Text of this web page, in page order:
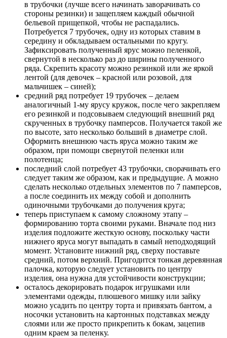
в трубочки (лучше всего начинать заворачивать со
стороны резинки) и защепляем каждый обычной
бельевой прищепкой, чтобы не распадались.
Потребуется 7 трубочек, одну из которых ставим в
середину и обкладываем остальными по кругу.
Зафиксировать полученный ярус можно пеленкой,
свернутой в несколько раз до ширины полученного
ряда. Скрепить красоту можно резинкой или же яркой
лентой (для девочек – красной или розовой, для
мальчишек – синей);
средний ряд потребует 19 трубочек – делаем
аналогичный 1-му ярусу кружок, после чего закрепляем
его резинкой и подсовываем следующий внешний ряд
скрученных в трубочку памперсов. Получается такой же
по высоте, зато несколько больший в диаметре слой.
Оформить внешнюю часть яруса можно таким же
образом, при помощи свернутой пеленки или
полотенца;
последний слой потребует 43 трубочки, сворачивать его
следует таким же образом, как и предыдущие. А можно
сделать несколько отдельных элементов по 7 памперсов,
а после соединить их между собой и дополнить
одиночными трубочками до получения круга;
теперь приступаем к самому сложному этапу –
формированию торта своими руками. Вначале под низ
изделия подложите жесткую основу, поскольку части
нижнего яруса могут выпадать в самый неподходящий
момент. Установите нижний ряд, сверху поставьте
средний, потом верхний. Пригодится тонкая деревянная
палочка, которую следует установить по центру
изделия, она нужна для устойчивости конструкции;
осталось декорировать подарок игрушками или
элементами одежды, плюшевого мишку или зайку
можно усадить по центру торта и привязать бантом, а
носочки установить на картонных подставках между
слоями или же просто прикрепить к бокам, зацепив
одним краем за пеленку.